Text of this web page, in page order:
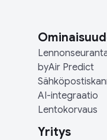
byAir Predict
AI-integraatio
Lentokorvaus
Yritys